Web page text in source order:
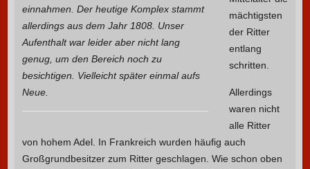
einnahmen. Der heutige Komplex stammt
allerdings aus dem Jahr 1808. Unser
Aufenthalt war leider aber nicht lang
genug, um den Bereich noch zu
besichtigen. Vielleicht später einmal aufs
Neue.
mächtigsten
der Ritter
entlang
schritten.
Allerdings
waren nicht
alle Ritter
von hohem Adel. In Frankreich wurden häufig auch
Großgrundbesitzer zum Ritter geschlagen. Wie schon oben